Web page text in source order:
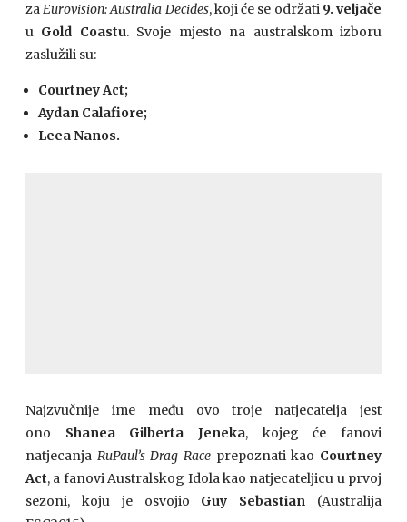
zaEurovision: Australia Decides, koji će se održati 9. veljače
u Gold Coastu. Svoje mjesto na australskom izboru
zaslužili su:
Courtney Act;
Aydan Calafiore;
Leea Nanos.
Najzvučnije ime među ovo troje natjecatelja jest
ono Shanea Gilberta Jeneka, kojeg će fanovi
natjecanja RuPaul’s Drag Race prepoznati kao Courtney
Act, a fanovi Australskog Idola kao natjecateljicu u prvoj
sezoni, koju je osvojio Guy Sebastian (Australija